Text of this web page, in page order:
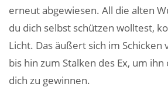
erneut abgewiesen. All die alten
du dich selbst schützen wolltest,
Licht. Das äußert sich im Schicken
bis hin zum Stalken des Ex, um
dich zu gewinnen.